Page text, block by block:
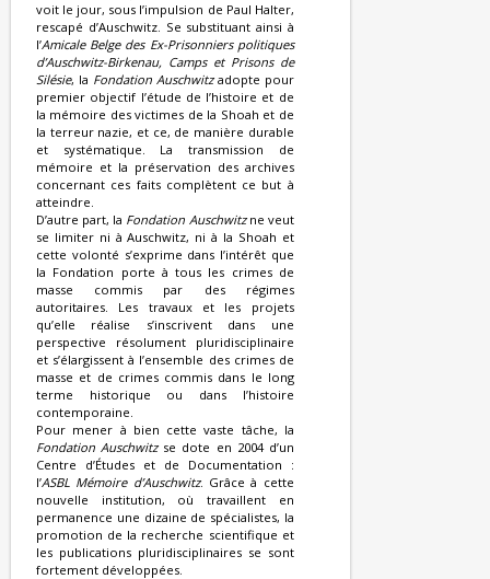
voit le jour, sous l’impulsion de Paul Halter,
rescapé d’Auschwitz. Se substituant ainsi à
l’Amicale Belge des Ex-Prisonniers politiques
d’Auschwitz-Birkenau, Camps et Prisons de
Silésie, la Fondation Auschwitzadopte pour
premier objectif l’étude de l’histoire et de
la mémoire des victimes de la Shoah et de
la terreur nazie, et ce, de manière durable
et systématique. La transmission de
mémoire et la préservation des archives
concernant ces faits complètent ce but à
atteindre.
D’autre part, la Fondation Auschwitzne veut
se limiter ni à Auschwitz, ni à la Shoah et
cette volonté s’exprime dans l’intérêt que
la Fondation porte à tous les crimes de
masse commis par des régimes
autoritaires. Les travaux et les projets
qu’elle réalise s’inscrivent dans une
perspective résolument pluridisciplinaire
et s’élargissent à l’ensemble des crimes de
masse et de crimes commis dans le long
terme historique ou dans l’histoire
contemporaine.
Pour mener à bien cette vaste tâche, la
Fondation Auschwitzse dote en 2004 d’un
Centre d’Études et de Documentation :
l’ASBL Mémoire d’Auschwitz. Grâce à cette
nouvelle institution, où travaillent en
permanence une dizaine de spécialistes, la
promotion de la recherche scientifique et
les publications pluridisciplinaires se sont
fortement développées.